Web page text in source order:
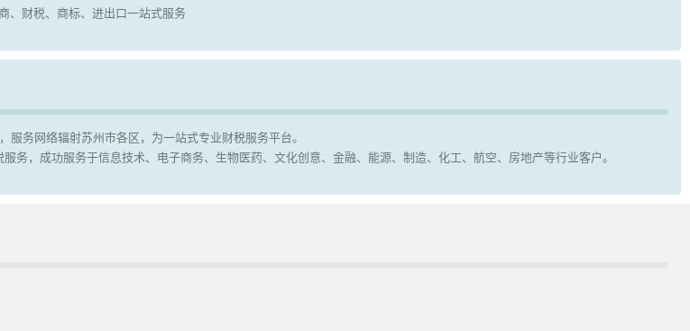
、财税、商标、进出口一站式服务
务网络辐射苏州市各区，为一站式专业财税服务平台。
，成功服务于信息技术、电子商务、生物医药、文化创意、金融、能源、制造、化工、航空、房地产等行业客户。